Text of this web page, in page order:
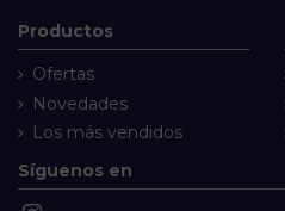
Productos
Ofertas
Novedades
Los más vendidos
Síguenos en